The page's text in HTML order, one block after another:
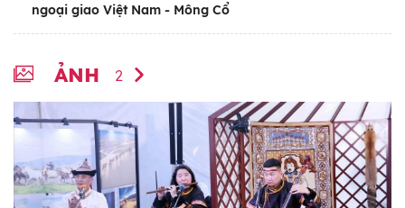
ngoại giao Việt Nam - Mông Cổ
ẢNH 2